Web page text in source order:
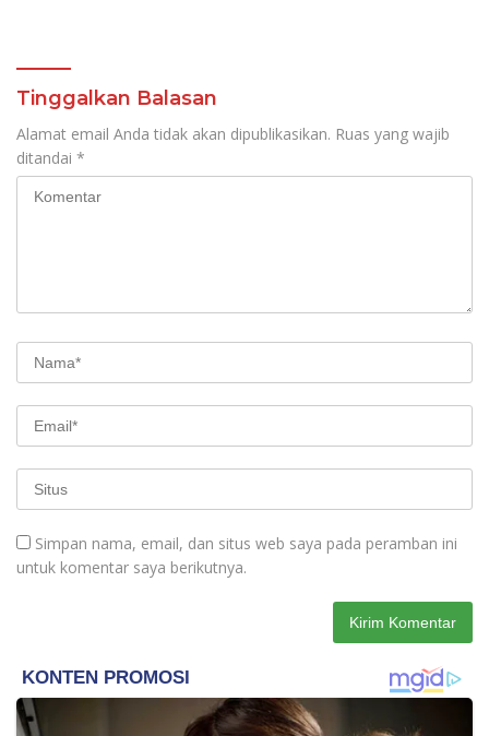
Tinggalkan Balasan
Alamat email Anda tidak akan dipublikasikan. Ruas yang wajib
ditandai *
Simpan nama, email, dan situs web saya pada peramban ini
untuk komentar saya berikutnya.